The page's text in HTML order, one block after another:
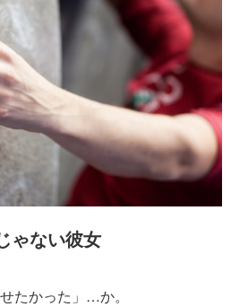
ゃない彼女
たかった」…か。